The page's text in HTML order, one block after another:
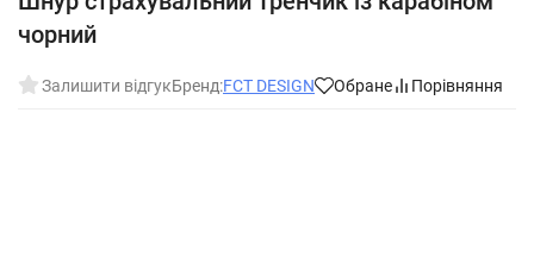
чорний
Залишити відгукБренд:FCT DESIGN Обране Порівняння